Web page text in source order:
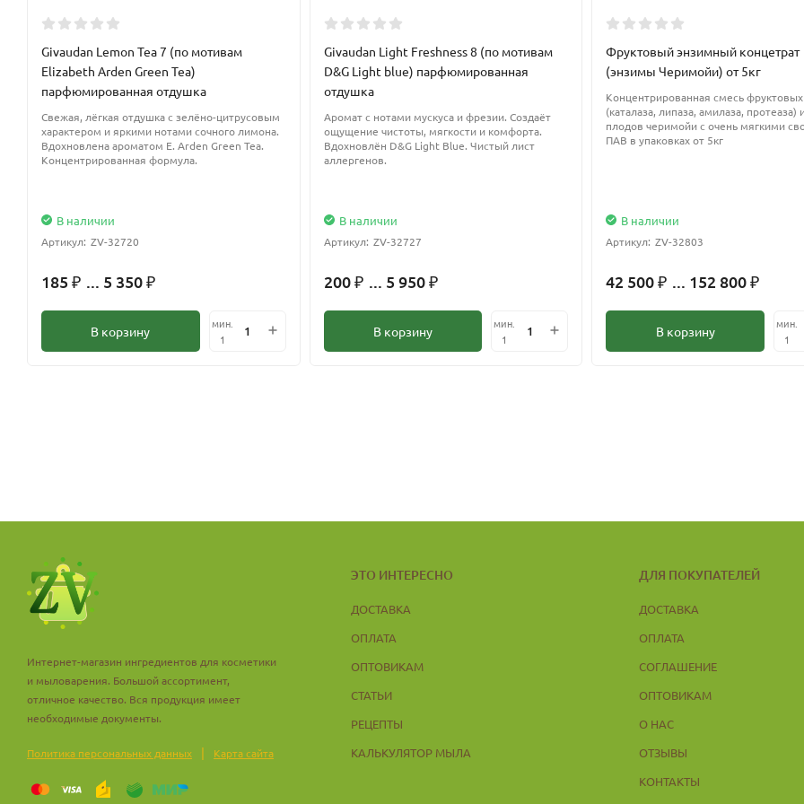
Givaudan Lemon Tea 7 (по мотивам
Elizabeth Arden Green Tea)
парфюмированная отдушка
Свежая, лёгкая отдушка с зелёно-цитрусовым
характером и яркими нотами сочного лимона.
Вдохновлена ароматом E. Arden Green Tea.
Концентрированная формула.
В наличии
Артикул: ZV-32720
185 ₽ ... 5 350 ₽
В корзину
мин.
1
Givaudan Light Freshness 8 (по мотивам
D&G Light blue) парфюмированная
отдушка
Аромат с нотами мускуса и фрезии. Создаёт
ощущение чистоты, мягкости и комфорта.
Вдохновлён D&G Light Blue. Чистый лист
аллергенов.
В наличии
Артикул: ZV-32727
200 ₽ ... 5 950 ₽
В корзину
мин.
1
Фруктовый энзимный концетрат
(энзимы Черимойи) от 5кг
Концентрированная смесь
(каталаза, липаза, амилаза, протеаза)
плодов черимойи с очень мягкими
ПАВ в упаковках от 5кг
В наличии
Артикул: ZV-32803
42 500₽ ... 152 800₽
В корзину
мин.
1
Интернет-магазин ингредиентов для косметики
и мыловарения. Большой ассортимент,
отличное качество. Вся продукция имеет
необходимые документы.
Политика персональных данных | Карта сайта
ЭТО ИНТЕРЕСНО
ДОСТАВКА
ОПЛАТА
ОПТОВИКАМ
СТАТЬИ
РЕЦЕПТЫ
КАЛЬКУЛЯТОР МЫЛА
ДЛЯ ПОКУПАТЕЛЕЙ
ДОСТАВКА
ОПЛАТА
СОГЛАШЕНИЕ
ОПТОВИКАМ
О НАС
ОТЗЫВЫ
КОНТАКТЫ